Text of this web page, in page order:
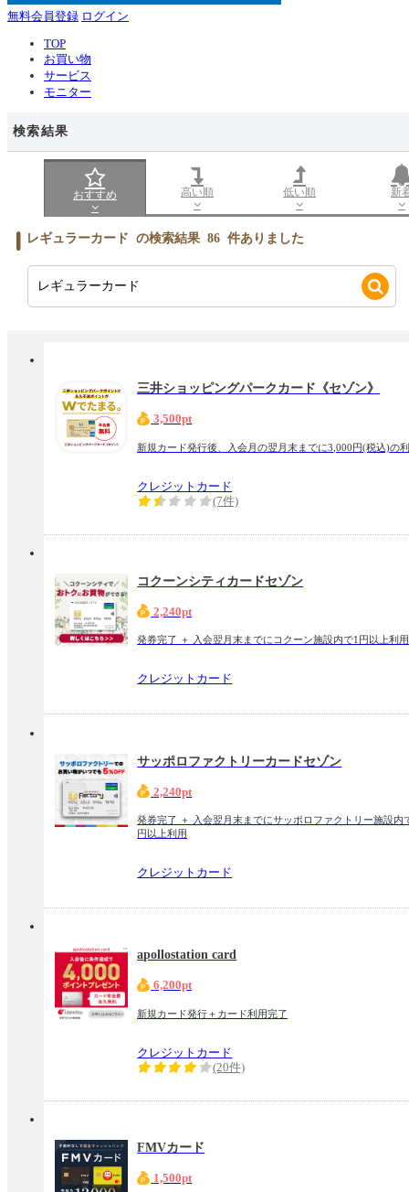
無料会員登録 ログイン
TOP
お買い物
サービス
モニター
検索結果
おすすめ 高い順 低い順 新
レギュラーカード の検索結果 86 件ありました
三井ショッピングパークカード《セゾン》
3,500pt
新規カード発行後、入会月の翌月末までに3,000円(税込)の
クレジットカード
(7件)
コクーンシティカードセゾン
2,240pt
発券完了 ＋ 入会翌月末までにコクーン施設内で1円以上利用
クレジットカード
サッポロファクトリーカードセゾン
2,240pt
発券完了 ＋ 入会翌月末までにサッポロファクトリー施設内
円以上利用
クレジットカード
apollostation card
6,200pt
新規カード発行＋カード利用完了
クレジットカード
(20件)
FMVカード
1,500pt